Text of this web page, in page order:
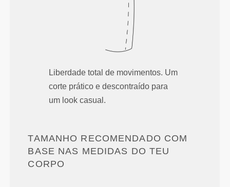
Liberdade total de movimentos. Um
corte prático e descontraído para
um look casual.
TAMANHO RECOMENDADO COM
BASE NAS MEDIDAS DO TEU
CORPO